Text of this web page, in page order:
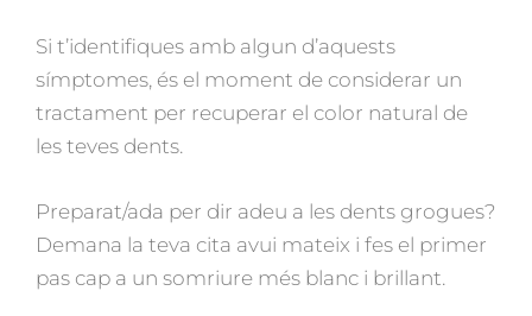
Si t’identifiques amb algun d’aquests
símptomes, és el moment de considerar un
tractament per recuperar el color natural de
les teves dents.
Preparat/ada per dir adeu a les dents grogues?
Demana la teva cita avui mateix i fes el primer
pas cap a un somriure més blanc i brillant.